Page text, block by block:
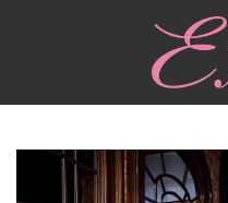
Весільні сукні/